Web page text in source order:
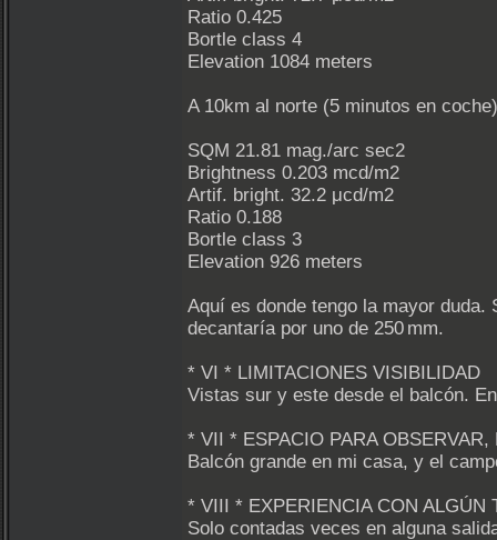
Ratio 0.425
Bortle class 4
Elevation 1084 meters
A 10km al norte (5 minutos en
SQM 21.81 mag./arc sec2
Brightness 0.203 mcd/m2
Artif. bright. 32.2 μcd/m2
Ratio 0.188
Bortle class 3
Elevation 926 meters
Aquí es donde tengo la mayor duda.
decantaría por uno de 250 mm.
* VI * LIMITACIONES VISIBILIDAD
Vistas sur y este desde el balcón.
* VII * ESPACIO PARA
Balcón grande en mi casa, y el
* VIII * EXPERIENCIA CON ALGÚN
Solo contadas veces en alguna